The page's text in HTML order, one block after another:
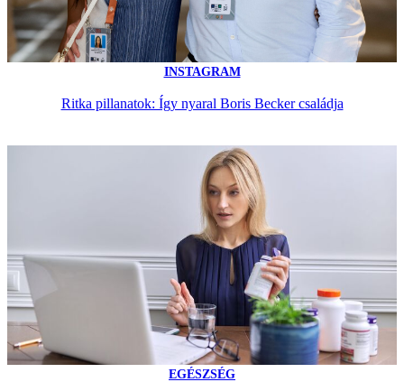
INSTAGRAM
Ritka pillanatok: Így nyaral Boris Becker családja
EGÉSZSÉG